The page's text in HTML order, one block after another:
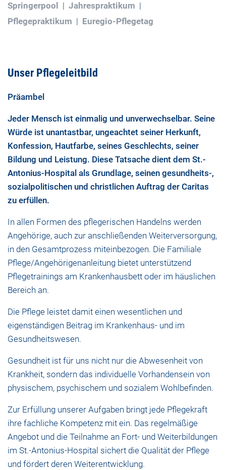
Springerpool
Jahrespraktikum
Pflegepraktikum
Euregio-Pflegetag
Unser Pflegeleitbild
Präambel
Jeder Mensch ist einmalig und unverwechselbar. Seine
Würde ist unantastbar, ungeachtet seiner Herkunft,
Konfession, Hautfarbe, seines Geschlechts, seiner
Bildung und Leistung. Diese Tatsache dient dem St.-
Antonius-Hospital als Grundlage, seinen gesundheits-,
sozialpolitischen und christlichen Auftrag der Caritas
zu erfüllen.
In allen Formen des pflegerischen Handelns werden
Angehörige, auch zur anschließenden Weiterversorgung,
in den Gesamtprozess miteinbezogen. Die Familiale
Pflege/Angehörigenanleitung bietet unterstützend
Pflegetrainings am Krankenhausbett oder im häuslichen
Bereich an.
Die Pflege leistet damit einen wesentlichen und
eigenständigen Beitrag im Krankenhaus- und im
Gesundheitswesen.
Gesundheit ist für uns nicht nur die Abwesenheit von
Krankheit, sondern das individuelle Vorhandensein von
physischem, psychischem und sozialem Wohlbefinden.
Zur Erfüllung unserer Aufgaben bringt jede Pflegekraft
ihre fachliche Kompetenz mit ein. Das regelmäßige
Angebot und die Teilnahme an Fort- und Weiterbildungen
im St.-Antonius-Hospital sichert die Qualität der Pflege
und fördert deren Weiterentwicklung.